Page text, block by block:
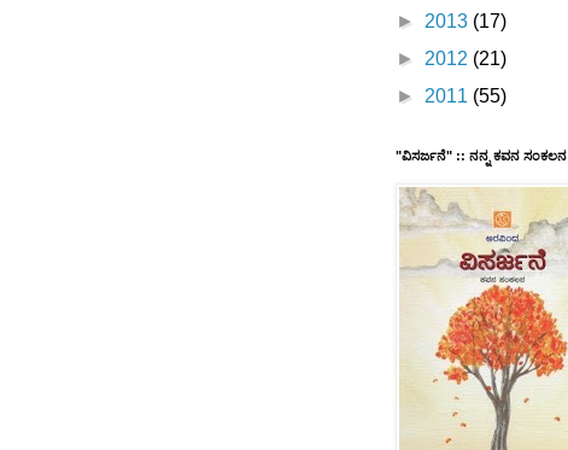
► 2013 (17)
► 2012 (21)
► 2011 (55)
"ವಿಸರ್ಜನೆ" :: ನನ್ನ ಕವನ ಸಂಕಲನ